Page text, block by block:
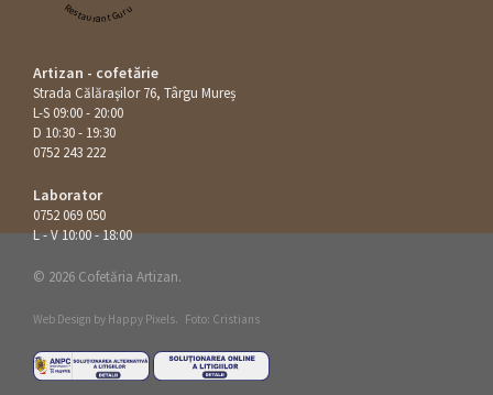
Restaurant Guru
Artizan - cofetărie
Strada Călăraşilor 76, Târgu Mureș
L-S 09:00 - 20:00
D 10:30 - 19:30
0752 243 222
Laborator
0752 069 050
L - V 10:00 - 18:00
© 2026 Cofetăria Artizan.
Web Design by Happy Pixels. Foto: Cristians